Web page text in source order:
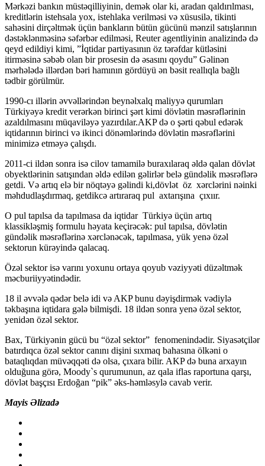
Mərkəzi bankın müstəqilliyinin, demək olar ki, aradan qaldırılması,
kreditlərin istehsala yox, istehlaka verilməsi və xüsusilə, tikinti
sahəsini dirçəltmək üçün bankların bütün gücünü mənzil satışlarının
dəstəklənməsinə səfərbər edilməsi, Reuter agentliyinin analizində də
qeyd edildiyi kimi, ”İqtidar partiyasının öz tərəfdar kütləsini
itirməsinə səbəb olan bir prosesin də əsasını qoydu” Gəlinən
mərhələdə illərdən bəri hamının gördüyü ən bəsit reallıqla bağlı
tədbir görülmür.
1990-cı illərin əvvəllərindən beynəlxalq maliyyə qurumları
Türkiyəyə kredit verərkən birinci şərt kimi dövlətin məsrəflərinin
azaldılmasını müqaviləyə yazırdılar.AKP də o şərti qəbul edərək
iqtidarının birinci və ikinci dönəmlərində dövlətin məsrəflərini
minimizə etməyə çalışdı.
2011-ci ildən sonra isə cilov tamamilə buraxılaraq əldə qalan dövlət
obyektlərinin satışından əldə edilən gəlirlər belə gündəlik məsrəflərə
getdi. Və artıq elə bir nöqtəyə gəlindi ki,dövlət öz xərclərini nəinki
məhdudlaşdırmaq, getdikcə artıraraq pul axtarışına çıxıır.
O pul tapılsa da tapılmasa da iqtidar Türkiyə üçün artıq
klassikləşmiş formulu həyata keçirəcək: pul tapılsa, dövlətin
gündəlik məsrəflərinə xərclənəcək, tapılmasa, yük yenə özəl
sektorun kürəyində qalacaq.
Özəl sektor isə varını yoxunu ortaya qoyub vəziyyəti düzəltmək
məcburiiyyətindədir.
18 il əvvələ qədər belə idi və AKP bunu dəyişdirmək vədiylə
təkbaşına iqtidara gələ bilmişdi. 18 ildən sonra yenə özəl sektor,
yenidən özəl sektor.
Bax, Türkiyənin gücü bu “özəl sektor” fenomenindədir. Siyasətçilər
batırdıqca özəl sektor canını dişini sıxmaq bahasına ölkəni o
bataqlıqdan müvəqqəti də olsa, çıxara bilir. AKP də buna arxayın
olduğuna görə, Moody`s qurumunun, az qala iflas raportuna qarşı,
dövlət başçısı Erdoğan “pik” əks-həmləsylə cavab verir.
Mayis Əlizadə